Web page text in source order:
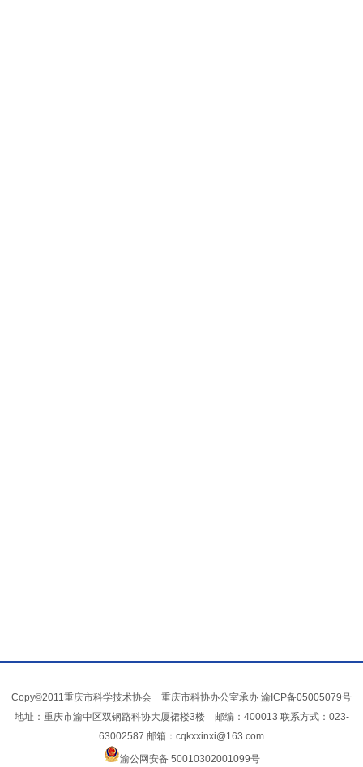
Copy©2011重庆市科学技术协会 重庆市科协办公室承办 渝ICP备05005079号
地址：重庆市渝中区双钢路科协大厦裙楼3楼 邮编：400013 联系方式：023-
63002587 邮箱：cqkxxinxi@163.com
渝公网安备 50010302001099号